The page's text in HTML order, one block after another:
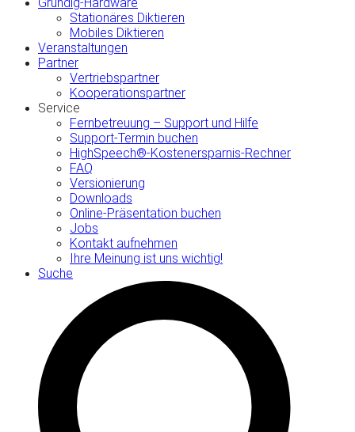
Stationäres Diktieren
Mobiles Diktieren
Veranstaltungen
Partner
Vertriebspartner
Kooperationspartner
Service
Fernbetreuung – Support und Hilfe
Support-Termin buchen
HighSpeech®-Kostenersparnis-Rechner
FAQ
Versionierung
Downloads
Online-Präsentation buchen
Jobs
Kontakt aufnehmen
Ihre Meinung ist uns wichtig!
Suche